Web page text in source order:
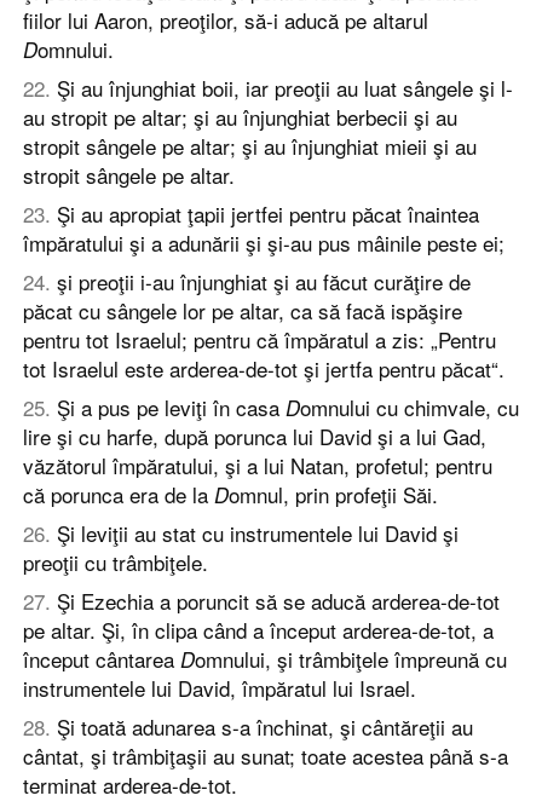
fiilor lui Aaron, preoţilor, să-i aducă pe altarul
Domnului.
22. Şi au înjunghiat boii, iar preoţii au luat sângele şi l-
au stropit pe altar; şi au înjunghiat berbecii şi au
stropit sângele pe altar; şi au înjunghiat mieii şi au
stropit sângele pe altar.
23. Şi au apropiat ţapii jertfei pentru păcat înaintea
împăratului şi a adunării şi şi-au pus mâinile peste ei;
24. şi preoţii i-au înjunghiat şi au făcut curăţire de
păcat cu sângele lor pe altar, ca să facă ispăşire
pentru tot Israelul; pentru că împăratul a zis: „Pentru
tot Israelul este arderea-de-tot şi jertfa pentru păcat“.
25. Şi a pus pe leviţi în casa Domnului cu chimvale, cu
lire şi cu harfe, după porunca lui David şi a lui Gad,
văzătorul împăratului, şi a lui Natan, profetul; pentru
că porunca era de la Domnul, prin profeţii Săi.
26. Şi leviţii au stat cu instrumentele lui David şi
preoţii cu trâmbiţele.
27. Şi Ezechia a poruncit să se aducă arderea-de-tot
pe altar. Şi, în clipa când a început arderea-de-tot, a
început cântarea Domnului, şi trâmbiţele împreună cu
instrumentele lui David, împăratul lui Israel.
28. Şi toată adunarea s-a închinat, şi cântăreţii au
cântat, şi trâmbiţaşii au sunat; toate acestea până s-a
terminat arderea-de-tot.